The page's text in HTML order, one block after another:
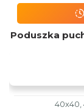
Poduszka
40x40,